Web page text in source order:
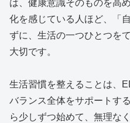
は、健康意識そのものを高
化を感じている人ほど、「
ずに、生活の一つひとつを
大切です。
生活習慣を整えることは、
バランス全体をサポートす
ら少しずつ始めて、無理な